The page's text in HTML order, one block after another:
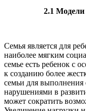
2.1 Модели
Семья является для
наиболее мягким
семье есть ребенок с
к созданию более
семьи для
нарушениями в
может сократить